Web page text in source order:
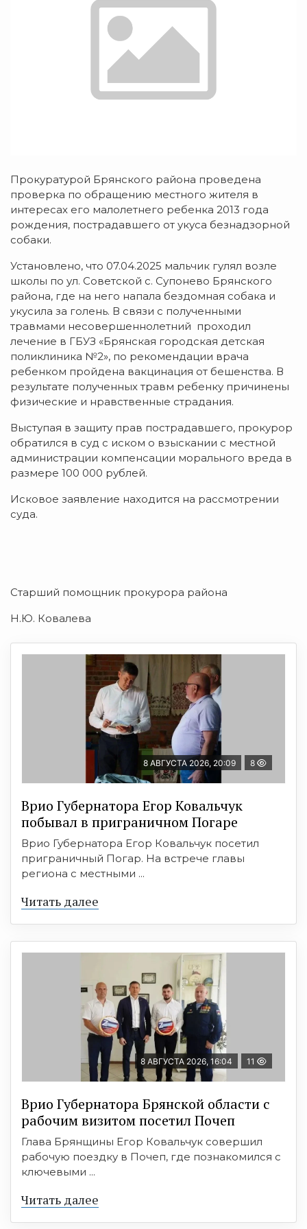
Прокуратурой Брянского района проведена
проверка по обращению местного жителя в
интересах его малолетнего ребенка 2013 года
рождения, пострадавшего от укуса безнадзорной
собаки.
Установлено, что 07.04.2025 мальчик гулял возле
школы по ул. Советской с. Супонево Брянского
района, где на него напала бездомная собака и
укусила за голень. В связи с полученными
травмами несовершеннолетний проходил
лечение в ГБУЗ «Брянская городская детская
поликлиника №2», по рекомендации врача
ребенком пройдена вакцинация от бешенства. В
результате полученных травм ребенку причинены
физические и нравственные страдания.
Выступая в защиту прав пострадавшего, прокурор
обратился в суд с иском о взыскании с местной
администрации компенсации морального вреда в
размере 100 000 рублей.
Исковое заявление находится на рассмотрении
суда.
Старший помощник прокурора района
Н.Ю. Ковалева
8 АВГУСТА 2026, 20:09 8
Врио Губернатора Егор Ковальчук
побывал в приграничном Погаре
Врио Губернатора Егор Ковальчук посетил
приграничный Погар. На встрече главы
региона с местными ...
Читать далее
8 АВГУСТА 2026, 16:04 11
Врио Губернатора Брянской области с
рабочим визитом посетил Почеп
Глава Брянщины Егор Ковальчук совершил
рабочую поездку в Почеп, где познакомился с
ключевыми ...
Читать далее